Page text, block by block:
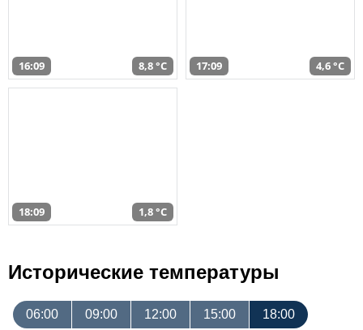
16:09 8,8 °C 17:09 4,6 °C
18:09 1,8 °C
Исторические температуры
06:00 09:00 12:00 15:00 18:00